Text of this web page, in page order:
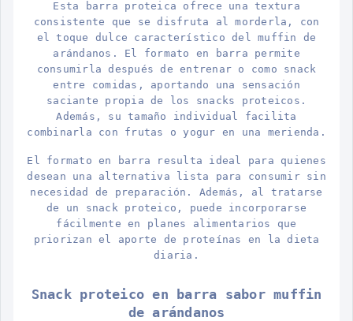
Esta barra proteica ofrece una textura
consistente que se disfruta al morderla, con
el toque dulce característico del muffin de
arándanos. El formato en barra permite
consumirla después de entrenar o como snack
entre comidas, aportando una sensación
saciante propia de los snacks proteicos.
Además, su tamaño individual facilita
combinarla con frutas o yogur en una merienda.
El formato en barra resulta ideal para quienes
desean una alternativa lista para consumir sin
necesidad de preparación. Además, al tratarse
de un snack proteico, puede incorporarse
fácilmente en planes alimentarios que
priorizan el aporte de proteínas en la dieta
diaria.
Snack proteico en barra sabor muffin
de arándanos